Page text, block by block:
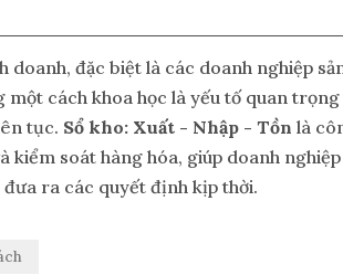
doanh, đặc biệt là các doanh nghiệp
một cách khoa học là yếu tố quan
tục. Sổ kho: Xuất - Nhập - Tồn là
kiểm soát hàng hóa, giúp doanh
ra các quyết định kịp thời.